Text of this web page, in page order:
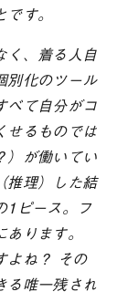
す。
く、着る人自
別化のツール
べて自分がコ
せるものでは
）が働いてい
推理）した結
1ピース。フ
ります。
よね？ その
る唯一残され